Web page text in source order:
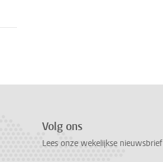
Volg ons
Lees onze wekelijkse nieuwsbrief